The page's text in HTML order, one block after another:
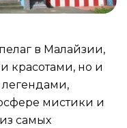
в Малайзии,
красотами, но и
мистики и
самых